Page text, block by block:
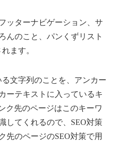
ッターナビゲーション、サ
んのこと、パンくずリスト
ます。
文字列のことを、アンカー
ーテキストに入っているキ
ク先のページはこのキーワ
してくれるので、SEO対策
先のページのSEO対策で用